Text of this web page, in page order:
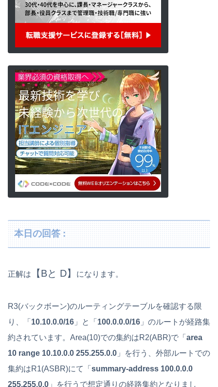
本日の回答 :
正解は 【Bと D】 になります。
R3(バックボーン)のルーティングテーブルを確認する限
り、「 10.10.0.0/16 」と「 100.0.0.0/16 」のルートが経路集
約されています。Area(10)での集約はR2(ABR)で「 area
10 range 10.10.0.0 255.255.0.0 」を行う、外部ルートでの
集約はR1(ASBR)にて「 summary-address 100.0.0.0
255.255.0.0 」を行うで想定通りの経路集約となりまし